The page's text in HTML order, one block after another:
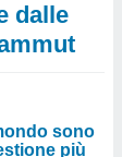
dalle
sono
più